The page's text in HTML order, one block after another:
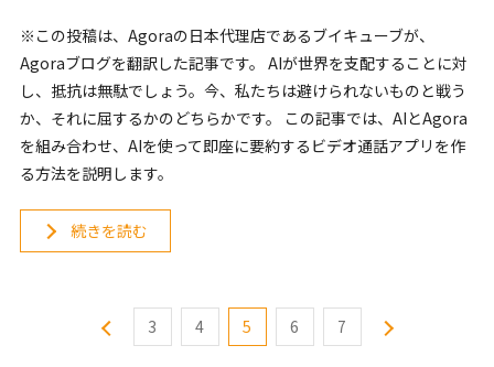
※この投稿は、Agoraの日本代理店であるブイキューブが、
Agoraブログを翻訳した記事です。 AIが世界を支配することに対
し、抵抗は無駄でしょう。今、私たちは避けられないものと戦う
か、それに屈するかのどちらかです。 この記事では、AIとAgora
を組み合わせ、AIを使って即座に要約するビデオ通話アプリを作
る方法を説明します。
続きを読む
3 4 5 6 7